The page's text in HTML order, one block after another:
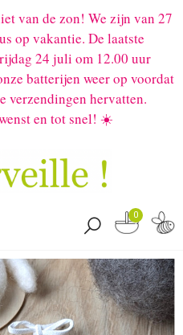
van de zon! We zijn van 27
op vakantie. De laatste
24 juli om 12.00 uur
batterijen weer op voordat
verzendingen hervatten.
en tot snel! ☀️
0